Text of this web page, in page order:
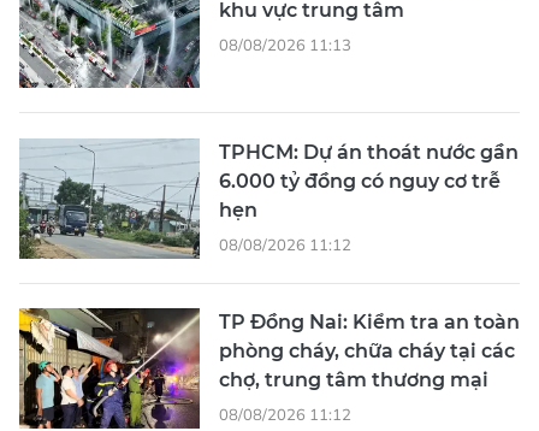
khu vực trung tâm
08/08/2026 11:13
TPHCM: Dự án thoát nước gần
6.000 tỷ đồng có nguy cơ trễ
hẹn
08/08/2026 11:12
TP Đồng Nai: Kiểm tra an toàn
phòng cháy, chữa cháy tại các
chợ, trung tâm thương mại
08/08/2026 11:12